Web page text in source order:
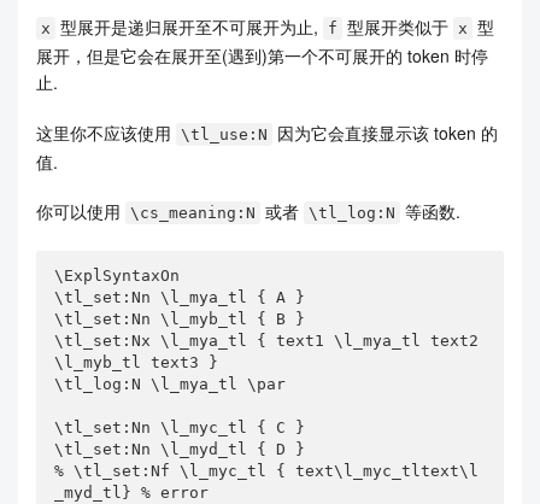
x 型展开是递归展开至不可展开为止, f 型展开类似于 x 型
展开，但是它会在展开至(遇到)第一个不可展开的 token 时停
止.
这里你不应该使用 \tl_use:N
因为它会直接显示该 token 的
值.
你可以使用 \cs_meaning:N 或者 \tl_log:N 等函数.
\ExplSyntaxOn
\tl_set:Nn \l_mya_tl { A }
\tl_set:Nn \l_myb_tl { B }
\tl_set:Nx \l_mya_tl { text1 \l_mya_tl text2
\l_myb_tl text3 }
\tl_log:N \l_mya_tl \par
\tl_set:Nn \l_myc_tl { C }
\tl_set:Nn \l_myd_tl { D }
% \tl_set:Nf \l_myc_tl { text\l_myc_tltext\l
_myd_tl} % error